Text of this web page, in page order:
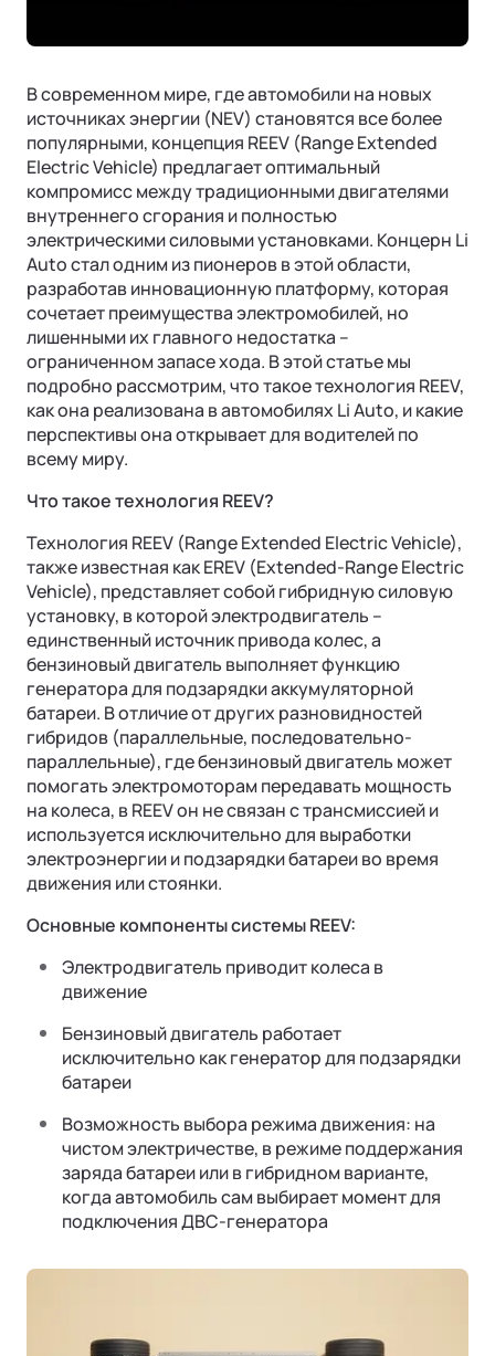
Ли Л7 | Li L7
Универсальный 5-местный кроссовер
ОТ 7 820 000 ₽
Подробнее
Ли Л9 | Li L9
Флагманский 6-местный кроссовер
ОТ 9 650 000 ₽
Подробнее
Финансовые программы
Трейд-ин
Страхование
Операционная система
В современном мире, где автомобили на новых
источниках энергии (NEV) становятся все более
популярными, концепция REEV (Range Extended
Electric Vehicle) предлагает оптимальный
компромисс между традиционными двигателями
внутреннего сгорания и полностью
электрическими силовыми установками. Концерн Li
Auto стал одним из пионеров в этой области,
разработав инновационную платформу, которая
сочетает преимущества электромобилей, но
лишенными их главного недостатка –
ограниченном запасе хода. В этой статье мы
подробно рассмотрим, что такое технология REEV,
как она реализована в автомобилях Li Auto, и какие
перспективы она открывает для водителей по
всему миру.
Что такое технология REEV?
Технология REEV (Range Extended Electric Vehicle),
также известная как EREV (Extended-Range Electric
Vehicle), представляет собой гибридную силовую
установку, в которой электродвигатель –
единственный источник привода колес, а
бензиновый двигатель выполняет функцию
генератора для подзарядки аккумуляторной
батареи. В отличие от других разновидностей
гибридов (параллельные, последовательно-
параллельные), где бензиновый двигатель может
помогать электромоторам передавать мощность
на колеса, в REEV он не связан с трансмиссией и
используется исключительно для выработки
электроэнергии и подзарядки батареи во время
движения или стоянки.
Основные компоненты системы REEV:
Электродвигатель приводит колеса в
движение
Бензиновый двигатель работает
исключительно как генератор для подзарядки
батареи
Возможность выбора режима движения: на
чистом электричестве, в режиме поддержания
заряда батареи или в гибридном варианте,
когда автомобиль сам выбирает момент для
подключения ДВС-генератора